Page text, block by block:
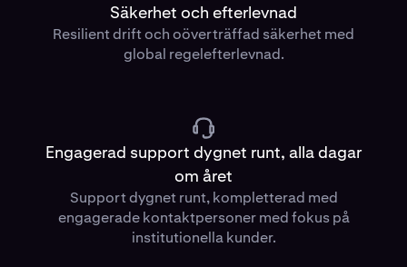
Säkerhet och efterlevnad
Resilient drift och oöverträffad säkerhet med
global regelefterlevnad.
Engagerad support dygnet runt, alla dagar
om året
Support dygnet runt, kompletterad med
engagerade kontaktpersoner med fokus på
institutionella kunder.